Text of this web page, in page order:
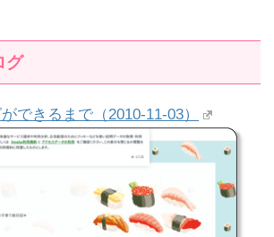
グ
できるまで（2010-11-03）